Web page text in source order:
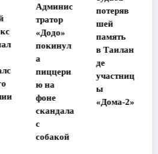
потеряв
шей
память
в Таилан
де
участниц
ы
«Дома-2»
прокомм
ентирова
ла
конфлик
т с Эшли
Тисдейл